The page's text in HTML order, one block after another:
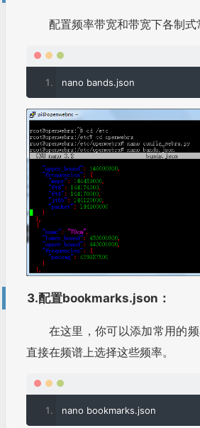
配置频率带宽和带宽下各制式
nano bands.json
3.配置bookmarks.json：
在这里，你可以添加常用的
直接在频谱上选择这些频率。
nano bookmarks.json